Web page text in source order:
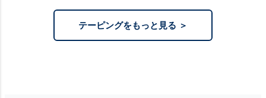
テーピングをもっと見る ＞